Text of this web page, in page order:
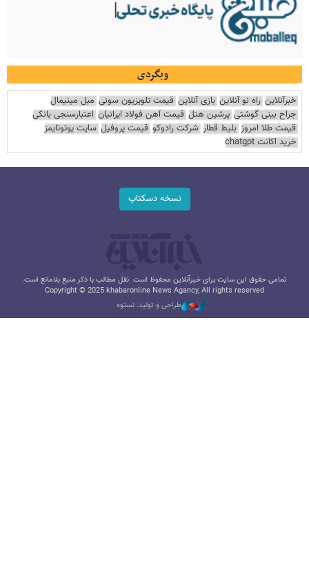
وبگردی
خبرآنلاین راه نو آنلاین بازی آنلاین قیمت تلویزیون سونی مبل مینیمال
جراح بینی گوشتی پرشین هتل قیمت آهن فولاد ایرانیان اعتبارسنجی بانکی
قیمت طلا امروز بلیط قطار شرکت رادوکو قیمت پروفیل سایت یوتوتایمز
خرید اکانت chatgpt
نسخه دسکتاپ
تمامی حقوق این سایت برای خبرآنلاین محفوظ است. نقل مطالب با ذکر منبع بلامانع است.
Copyright © 2025 khabaronline News Agancy, All rights reserved
طراحی و تولید: نستوه